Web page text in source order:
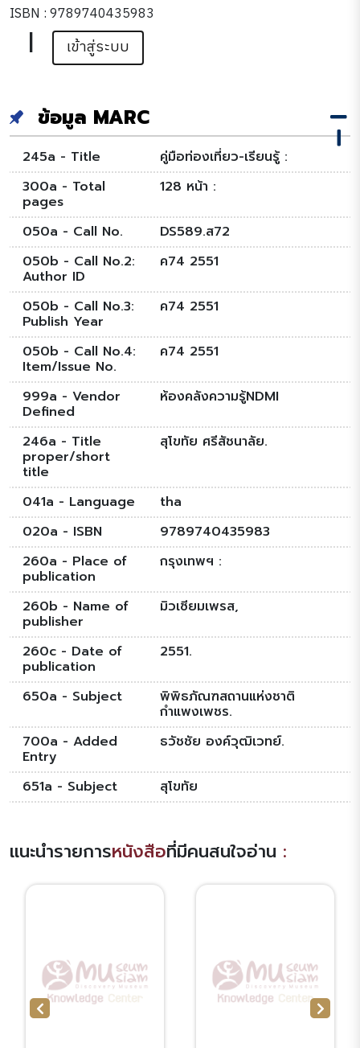
ISBN : 9789740435983
| เข้าสู่ระบบ
ข้อมูล MARC
245a - Title
คู่มือท่องเที่ยว-เรียนรู้ :
300a - Total
pages
128 หน้า :
050a - Call No.
DS589.ส72
050b - Call No.2:
Author ID
ค74 2551
050b - Call No.3:
Publish Year
ค74 2551
050b - Call No.4:
Item/Issue No.
ค74 2551
999a - Vendor
Defined
ห้องคลังความรู้NDMI
246a - Title
proper/short
title
สุโขทัย ศรีสัชนาลัย.
041a - Language
tha
020a - ISBN
9789740435983
260a - Place of
publication
กรุงเทพฯ :
260b - Name of
publisher
มิวเซียมเพรส,
260c - Date of
publication
2551.
650a - Subject พิพิธภัณฑสถานแห่งชาติ
กำแพงเพชร.
700a - Added
Entry
ธวัชชัย องค์วุฒิเวทย์.
651a - Subject สุโขทัย
แนะนำรายการหนังสือที่มีคนสนใจอ่าน :